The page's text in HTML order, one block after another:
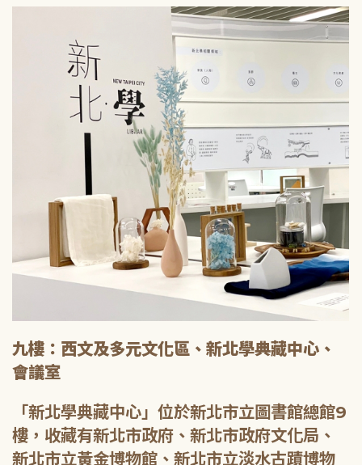
九樓：西文及多元文化區、新北學典藏中心、
會議室
「新北學典藏中心」位於新北市立圖書館總館9
樓，收藏有新北市政府、新北市政府文化局、
新北市立黃金博物館、新北市立淡水古蹟博物